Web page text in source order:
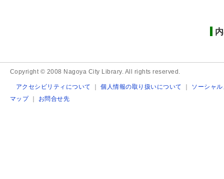
Copyright © 2008 Nagoya City Library. All rights reserved.
アクセシビリティについて ｜個人情報の取り扱いについて ｜ ソーシャ
マップ｜ お問合せ先